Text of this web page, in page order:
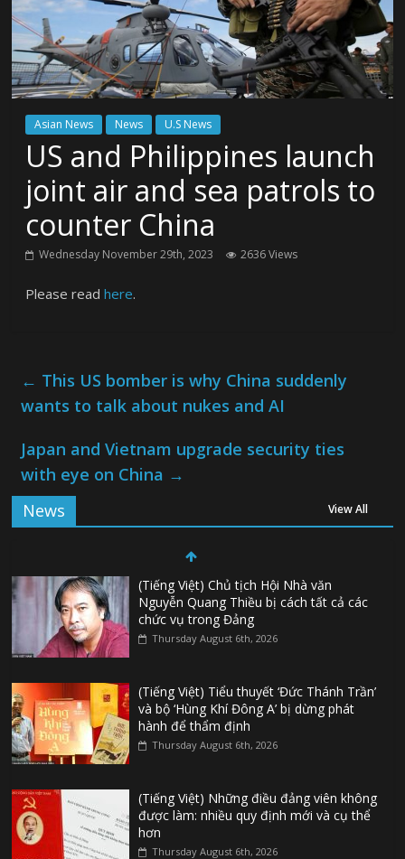
Asian News News U.S News
US and Philippines launch
joint air and sea patrols to
counter China
Wednesday November 29th, 2023 2636 Views
Please readhere.
← This US bomber is why China suddenly
wants to talk about nukes and AI
Japan and Vietnam upgrade security ties
with eye on China →
News
View All
(Tiếng Việt) Chủ tịch Hội Nhà văn
Nguyễn Quang Thiều bị cách tất cả các
chức vụ trong Đảng
Thursday August 6th, 2026
(Tiếng Việt) Tiểu thuyết ‘Đức Thánh Trần’
và bộ ‘Hùng Khí Đông A’ bị dừng phát
hành để thẩm định
Thursday August 6th, 2026
(Tiếng Việt) Những điều đảng viên không
được làm: nhiều quy định mới và cụ thể
hơn
Thursday August 6th, 2026